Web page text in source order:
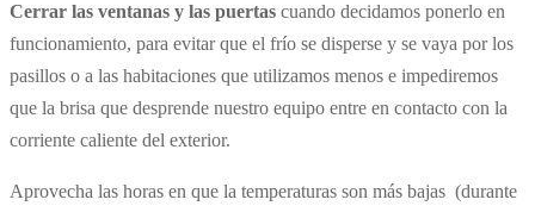
Cerrar las ventanas y las puertas cuando decidamos ponerlo en
funcionamiento, para evitar que el frío se disperse y se vaya por los
pasillos o a las habitaciones que utilizamos menos e impediremos
que la brisa que desprende nuestro equipo entre en contacto con la
corriente caliente del exterior.
Aprovecha las horas en que la temperaturas son más bajas (durante